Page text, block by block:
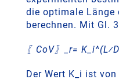
die optimale Länge
berechnen. Mit Gl.
〖CoV〗_r=
Der Wert K_i ist